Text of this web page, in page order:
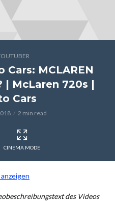
Cars: MCLAREN
| McLaren 720s |
Cars
2 min read
CINEMA MODE
des Videos